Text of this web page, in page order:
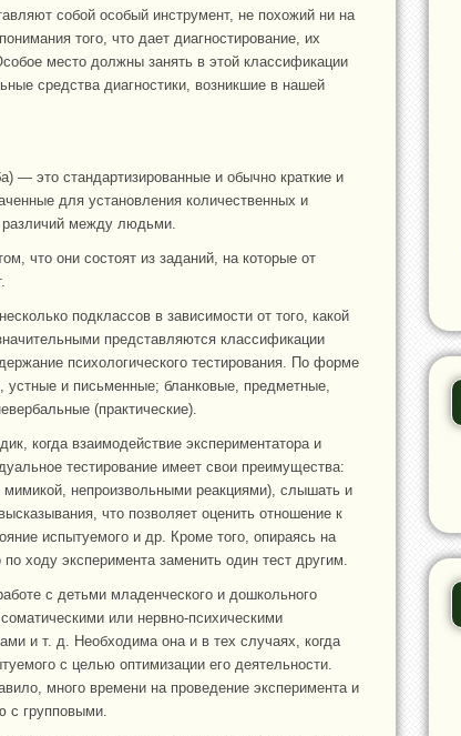
собой особый инструмент, не похожий ни на
того, что дает диагностирование, их
место должны занять в этой классификации
средства диагностики, возникшие в нашей
— это стандартизированные и обычно краткие и
для установления количественных и
различий между людьми.
что они состоят из заданий, на которые от
подклассов в зависимости от того, какой
представляются классификации
психологического тестирования. По форме
устные и письменные; бланковые, предметные,
(практические).
когда взаимодействие экспериментатора и
тестирование имеет свои преимущества:
непроизвольными реакциями), слышать и
что позволяет оценить отношение к
испытуемого и др. Кроме того, опираясь на
ходу эксперимента заменить один тест другим.
с детьми младенческого и дошкольного
или нервно-психическими
и т. д. Необходима она и в тех случаях, когда
с целью оптимизации его деятельности.
много времени на проведение эксперимента и
с групповыми.